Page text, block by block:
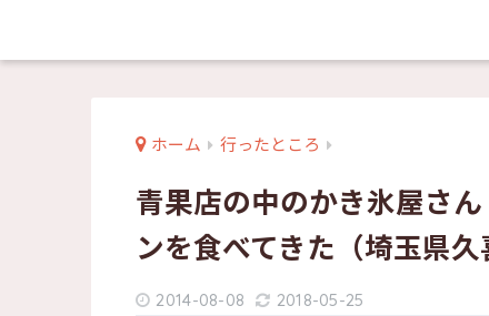
ホーム 行ったところ
青果店の中のかき氷屋さ
ンを食べてきた（埼玉県久
2014-08-08 2018-05-25